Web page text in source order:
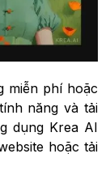
miễn phí hoặc
năng và tải
dụng Krea AI
hoặc tải